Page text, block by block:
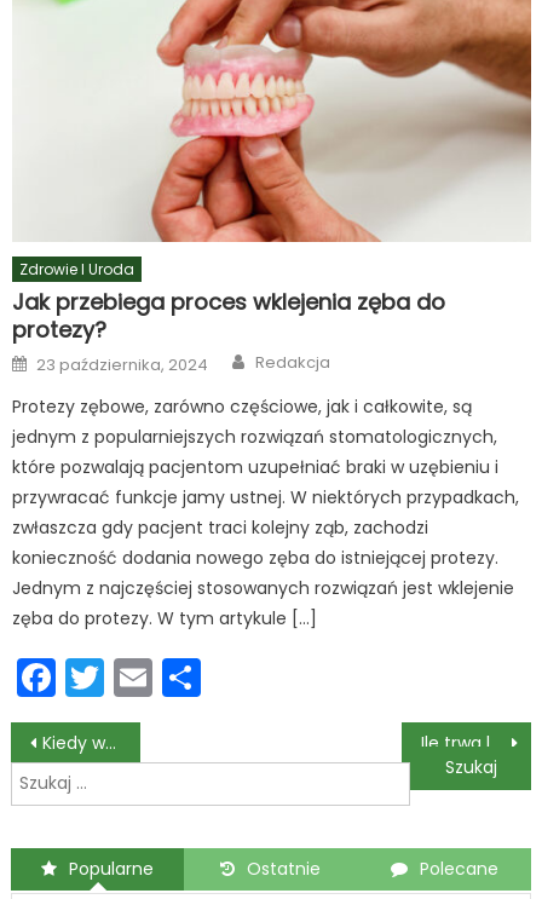
Zdrowie I Uroda
Jak przebiega proces wklejenia zęba do
protezy?
Posted
on
23 października, 2024 Author
Redakcja
Protezy zębowe, zarówno częściowe, jak i całkowite, są
jednym z popularniejszych rozwiązań stomatologicznych,
które pozwalają pacjentom uzupełniać braki w uzębieniu i
przywracać funkcje jamy ustnej. W niektórych przypadkach,
zwłaszcza gdy pacjent traci kolejny ząb, zachodzi
konieczność dodania nowego zęba do istniejącej protezy.
Jednym z najczęściej stosowanych rozwiązań jest wklejenie
zęba do protezy. W tym artykule […]
Facebook
Twitter
Email
Nawigacja
wpisu
Kiedy warto udać się do specjalisty z zakresu periodontologii?
Szukaj:
Popularne Ostatnie Polecane